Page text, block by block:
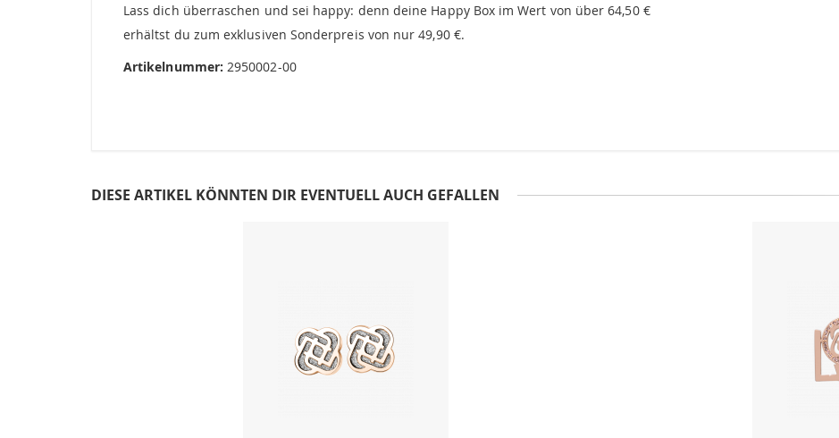
Lass dich überraschen und sei happy: denn deine Happy Box im Wert von über 64,50 €
erhältst du zum exklusiven Sonderpreis von nur 49,90 €.
Artikelnummer: 2950002-00
DIESE ARTIKEL KÖNNTEN DIR EVENTUELL AUCH GEFALLEN